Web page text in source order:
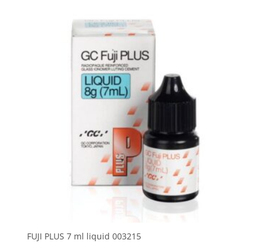
FUJI PLUS 7 ml liquid 003215